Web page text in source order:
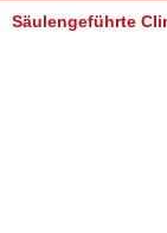
Säulengeführte